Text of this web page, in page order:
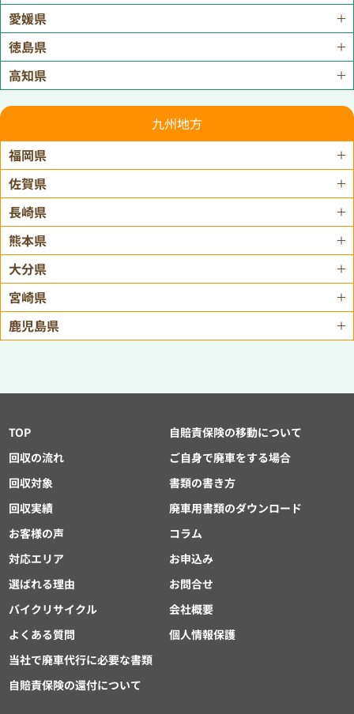
愛媛県
徳島県
高知県
九州地方
福岡県
佐賀県
長崎県
熊本県
大分県
宮崎県
鹿児島県
TOP
回収の流れ
回収対象
回収実績
お客様の声
対応エリア
選ばれる理由
バイクリサイクル
よくある質問
当社で廃車代行に必要な書類
自賠責保険の還付について
自賠責保険の移動について
ご自身で廃車をする場合
書類の書き方
廃車用書類のダウンロード
コラム
お申込み
お問合せ
会社概要
個人情報保護